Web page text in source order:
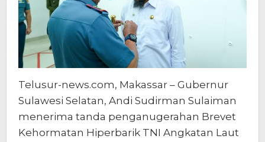
Telusur-news.com, Makassar – Gubernur
Sulawesi Selatan, Andi Sudirman Sulaiman
menerima tanda penganugerahan Brevet
Kehormatan Hiperbarik TNI Angkatan Laut